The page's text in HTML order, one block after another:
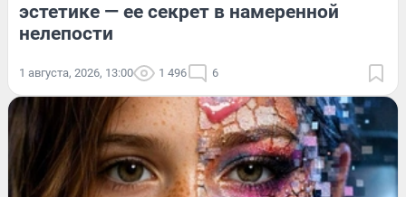
эстетике — ее секрет в намеренной
нелепости
1 августа, 2026, 13:00 1 496 6